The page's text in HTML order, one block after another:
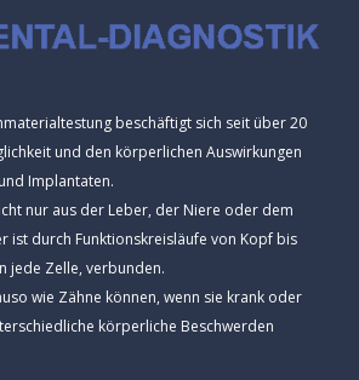
beschäftigt sich seit über 20
und den körperlichen Auswirkungen
Implantaten.
nur aus der Leber, der Niere oder dem
ist durch Funktionskreisläufe von Kopf bis
jede Zelle, verbunden.
wie Zähne können, wenn sie krank oder
körperliche Beschwerden